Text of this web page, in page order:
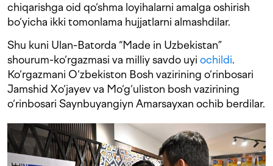
chiqarishga oid qo‘shma loyihalarni amalga oshirish
bo‘yicha ikki tomonlama hujjatlarni almashdilar.
Shu kuni Ulan-Batorda “Made in Uzbekistan”
shourum-ko‘rgazmasi va milliy savdo uyi ochildi.
Ko‘rgazmani O‘zbekiston Bosh vazirining o‘rinbosari
Jamshid Xo‘jayev va Mo‘g‘uliston bosh vazirining
o‘rinbosari Saynbuyangiyn Amarsayxan ochib berdilar.